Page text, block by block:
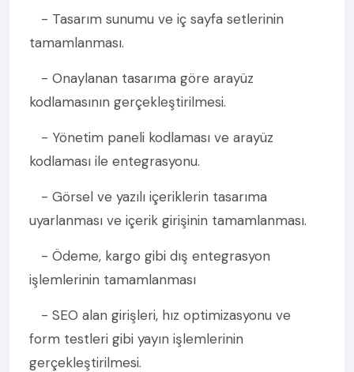
- Tasarım sunumu ve iç sayfa setlerinin
tamamlanması.
- Onaylanan tasarıma göre arayüz
kodlamasının gerçekleştirilmesi.
- Yönetim paneli kodlaması ve arayüz
kodlaması ile entegrasyonu.
- Görsel ve yazılı içeriklerin tasarıma
uyarlanması ve içerik girişinin tamamlanması.
- Ödeme, kargo gibi dış entegrasyon
işlemlerinin tamamlanması
- SEO alan girişleri, hız optimizasyonu ve
form testleri gibi yayın işlemlerinin
gerçekleştirilmesi.